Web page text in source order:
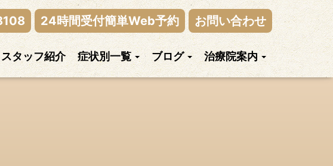
24時間受付簡単Web予約 お問い合わせ
スタッフ紹介 症状別一覧 ブログ 治療院案内